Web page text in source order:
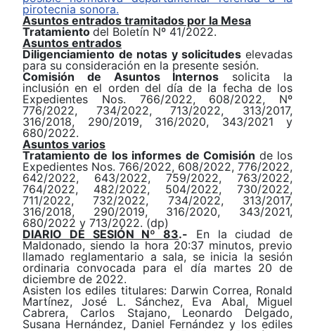
pirotecnia sonora.
Asuntos entrados tramitados por la Mesa
Tratamiento del Boletín Nº 41/2022.
Asuntos entrados
Diligenciamiento de notas y solicitudes elevadas
para su consideración en la presente sesión.
Comisión de Asuntos Internos solicita la
inclusión en el orden del día de la fecha de los
Expedientes Nos. 766/2022, 608/2022, Nº
776/2022, 734/2022, 713/2022, 313/2017,
316/2018, 290/2019, 316/2020, 343/2021 y
680/2022.
Asuntos varios
Tratamiento de los informes de Comisión de los
Expedientes Nos. 766/2022, 608/2022, 776/2022,
642/2022, 643/2022, 759/2022, 763/2022,
764/2022, 482/2022, 504/2022, 730/2022,
711/2022, 732/2022, 734/2022, 313/2017,
316/2018, 290/2019, 316/2020, 343/2021,
680/2022 y 713/2022. (dp)
DIARIO DE SESIÓN Nº 83.- En la ciudad de
Maldonado, siendo la hora 20:37 minutos, previo
llamado reglamentario a sala, se inicia la sesión
ordinaria convocada para el día martes 20 de
diciembre de 2022.
Asisten losediles titulares: Darwin Correa, Ronald
Martínez, José L. Sánchez, Eva Abal, Miguel
Cabrera, Carlos Stajano, Leonardo Delgado,
Susana Hernández, Daniel Fernández y losediles